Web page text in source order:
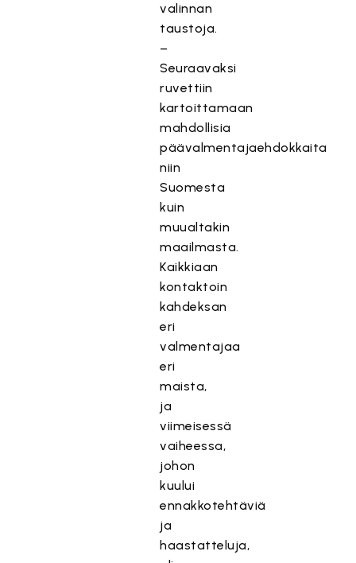
valinnan
taustoja.
–
Seuraavaksi
ruvettiin
kartoittamaan
mahdollisia
päävalmentajaehdokkaita
niin
Suomesta
kuin
muualtakin
maailmasta.
Kaikkiaan
kontaktoin
kahdeksan
eri
valmentajaa
eri
maista,
ja
viimeisessä
vaiheessa,
johon
kuului
ennakkotehtäviä
ja
haastatteluja,